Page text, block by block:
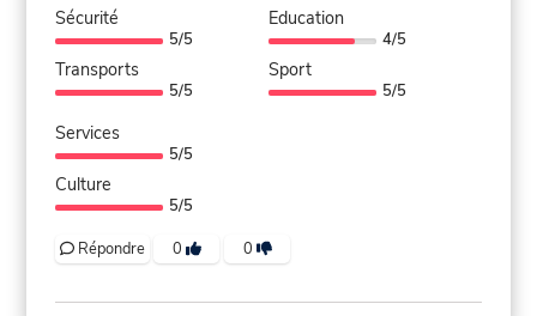
Sécurité
5/5
Transports
5/5
Education
4/5
Sport
5/5
Services
5/5
Culture
5/5
Répondre 0 0